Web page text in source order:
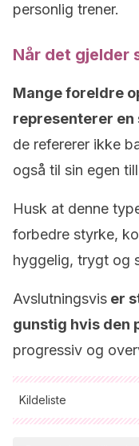
personlig trener.
Når det
Mange foreldre
representerer en
de refererer ikke
også til sin egen
Husk at denne
forbedre styrke,
hyggelig, trygt og
Avslutningsvis er
gunstig hvis den
progressiv og
Kildeliste
Alle siterte kilder ble